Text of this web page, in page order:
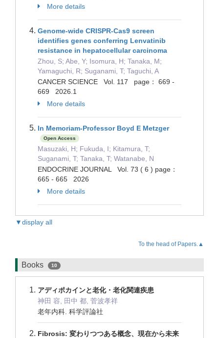
More details
Genome-wide CRISPR-Cas9 screen
identifies genes conferring Lenvatinib
resistance in hepatocellular carcinoma
Zhou, S; Abe, Y; Isomura, H; Tanaka, M;
Yamaguchi, R; Suganami, T; Taguchi, A
CANCER SCIENCE Vol. 117 page： 669 -
669 2026.1
More details
In Memoriam-Professor Boyd E Metzger
Open Access
Masuzaki, H; Fukuda, I; Kitamura, T;
Suganami, T; Tanaka, T; Watanabe, N
ENDOCRINE JOURNAL Vol. 73 ( 6 ) page：
665 - 665 2026
More details
▼display all
To the head of Papers.▲
Books 10
アディポカインと老化・老化関連疾患
神田 容, 田中 都, 菅波孝祥
老年内科. 科学評論社
Fibrosis: 変わりつつある概念、現在から未来